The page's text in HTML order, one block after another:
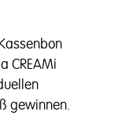
CREAMi
gewinnen.